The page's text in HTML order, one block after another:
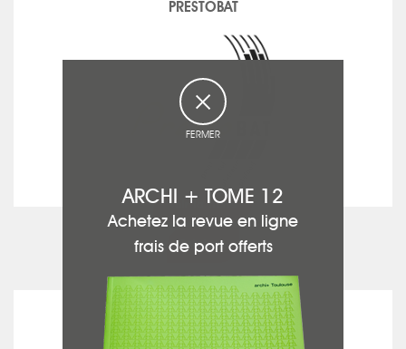
PRESTOBAT
voir la fiche
Peinture
BÉCHARD
FERMER
ARCHI + TOME 12
Achetez la revue en ligne
frais de port offerts